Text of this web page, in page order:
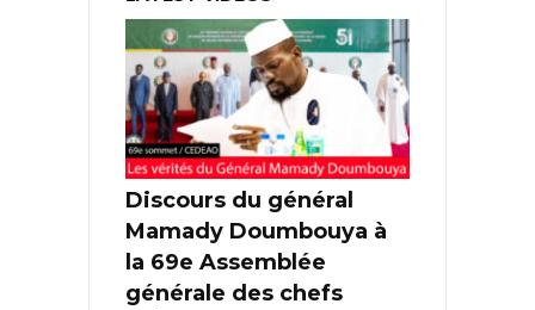
Discours du général
Mamady Doumbouya à
la 69e Assemblée
générale des chefs